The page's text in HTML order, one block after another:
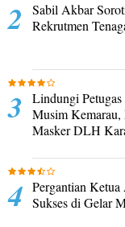
Sabil Akbar
Rekrutmen
Lindungi
Musim
Masker DLH
Pergantian
Sukses di Gelar